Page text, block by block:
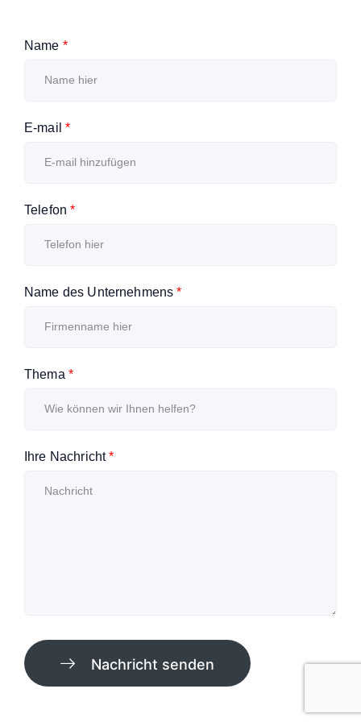
Name *
E-mail *
Telefon *
Name des Unternehmens *
Thema *
Ihre Nachricht *
Nachricht senden